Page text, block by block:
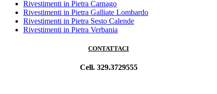
Rivestimenti in Pietra Carnago
Rivestimenti in Pietra Galliate Lombardo
Rivestimenti in Pietra Sesto Calende
Rivestimenti in Pietra Verbania
CONTATTACI
Cell. 329.3729555